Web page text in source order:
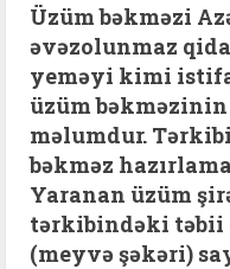
Üzüm bəkməzi
əvəzolunmaz
yeməyi kimi
üzüm
məlumdur.
bəkməz
Yaranan üzüm
tərkibindəki təbii
(meyvə şəkəri)